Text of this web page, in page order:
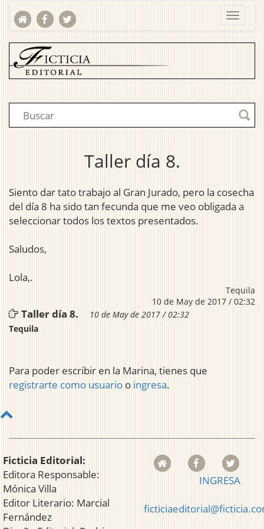
Taller día 8.
Siento dar tato trabajo al Gran Jurado, pero la cosecha
del día 8 ha sido tan fecunda que me veo obligada a
seleccionar todos los textos presentados.
Saludos,
Lola,.
Tequila
10 de May de 2017 / 02:32
Taller día 8.
10 de May de 2017 / 02:32
Tequila
Para poder escribir en la Marina, tienes que
registrarte como usuario o ingresa.
Ficticia Editorial:
Editora Responsable:
Mónica Villa
Editor Literario: Marcial
Fernández
INGRESA